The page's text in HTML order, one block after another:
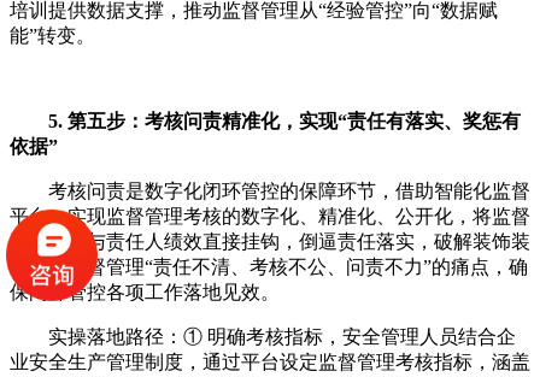
培训提供数据支撑，推动监督管理从“经验管控”向“数据赋
能”转变。
5. 第五步：考核问责精准化，实现“责任有落实、奖惩有
依据”
考核问责是数字化闭环管控的保障环节，借助智能化监督
平台，实现监督管理考核的数字化、精准化、公开化，将监督
工作成效与责任人绩效直接挂钩，倒逼责任落实，破解装饰装
修行业监督管理“责任不清、考核不公、问责不力”的痛点，确
保闭环管控各项工作落地见效。
实操落地路径：① 明确考核指标，安全管理人员结合企
业安全生产管理制度，通过平台设定监督管理考核指标，涵盖